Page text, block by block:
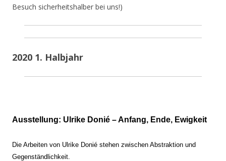
Besuch sicherheitshalber bei uns!)
2020 1. Halbjahr
Ausstellung: Ulrike Donié – Anfang, Ende, Ewigkeit
Die Arbeiten von Ulrike Donié stehen zwischen Abstraktion und
Gegenständlichkeit.